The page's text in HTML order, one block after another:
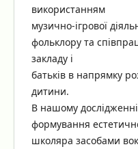
використанням
музично-ігрової
фольклору та
закладу і
батьків в напрямку
дитини.
В нашому
формування
школяра засобами